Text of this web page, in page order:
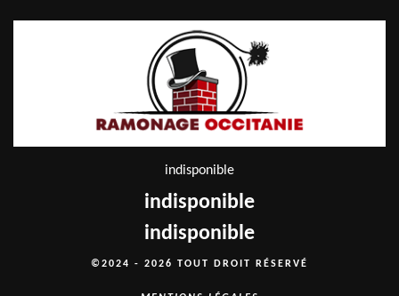
indisponible
indisponible
indisponible
©2024 - 2026 TOUT DROIT RÉSERVÉ